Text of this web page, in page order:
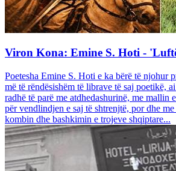
Viron Kona: Emine S. Hoti -
Poetesha Emine S. Hoti e ka bërë të njohur
më të rëndësishëm të librave të saj poetikë,
radhë të parë me atdhedashurinë, me mallin
për vendlindjen e saj të shtrenjtë, por dhe
kombin dhe bashkimin e trojeve shqiptare...